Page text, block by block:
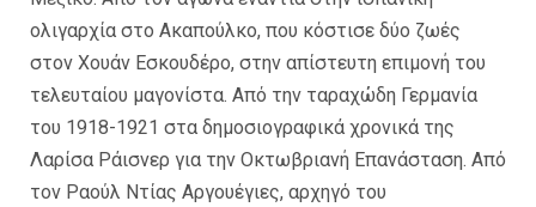
ολιγαρχία στο Ακαπούλκο, που κόστισε δύο ζωές
στον Χουάν Εσκουδέρο, στην απίστευτη επιμονή του
τελευταίου μαγονίστα. Από την ταραχώδη Γερμανία
του 1918-1921 στα δημοσιογραφικά χρονικά της
Λαρίσα Ράισνερ για την Οκτωβριανή Επανάσταση. Από
τον Ραούλ Ντίας Αργουέγιες, αρχηγό του